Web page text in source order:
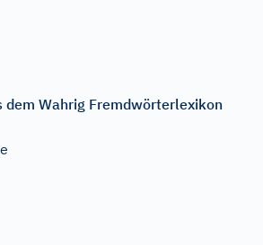
Wahrig Fremdwörterlexikon